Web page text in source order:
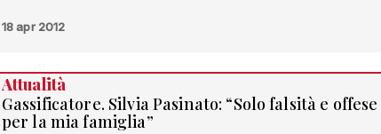
18 apr 2012
Attualità
Gassificatore. Silvia Pasinato: “Solo falsità e offese
per la mia famiglia”